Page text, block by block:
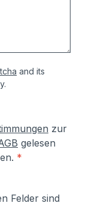
and its
zur
gelesen
*
Felder sind